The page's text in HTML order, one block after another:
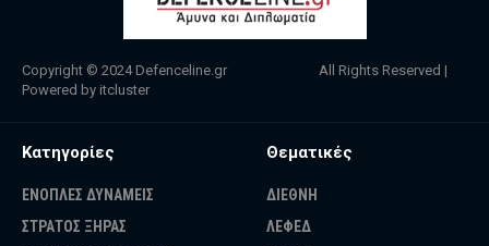
Copyright © 2024 Defenceline.gr All Rights Reserved |
Powered by itcluster
Κατηγορίες
ΕΝΟΠΛΕΣ ΔΥΝΑΜΕΙΣ
ΣΤΡΑΤΟΣ ΞΗΡΑΣ
Θεματικές
ΔΙΕΘΝΗ
ΛΕΦΕΔ